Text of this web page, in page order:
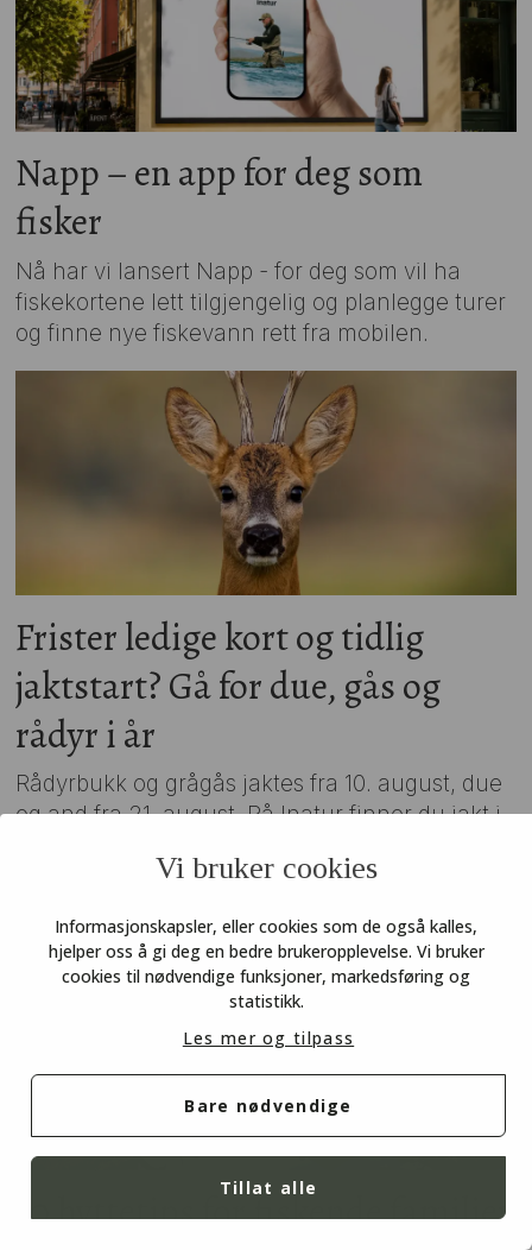
Vi bruker cookies
Informasjonskapsler, eller cookies som de også kalles,
hjelper oss å gi deg en bedre brukeropplevelse. Vi bruker
cookies til nødvendige funksjoner, markedsføring og
statistikk.
Les mer og tilpass
Bare nødvendige
Tillat alle
Napp – en app for deg som
fisker
Nå har vi lansert Napp - for deg som vil ha
fiskekortene lett tilgjengelig og planlegge turer
og finne nye fiskevann rett fra mobilen.
Frister ledige kort og tidlig
jaktstart? Gå for due, gås og
rådyr i år
Rådyrbukk og grågås jaktes fra 10. august, due
og and fra 21. august. På Inatur finner du jakt i
utvalgte tips til hvor du kan legge høstens
10 hyttetips for fiskende familier